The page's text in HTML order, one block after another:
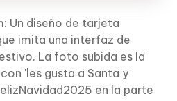
Un diseño de tarjeta
imita una interfaz de
La foto subida es la
'les gusta a Santa y
en la parte